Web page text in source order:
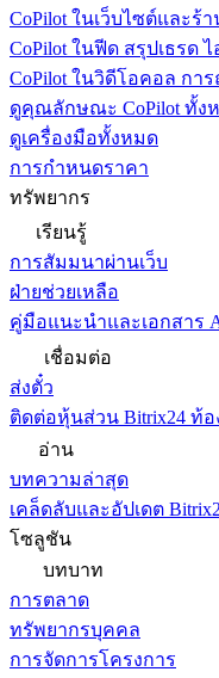
CoPilot ในเว็บไซต์และร้
CoPilot ในฟีด สรุปเธรด
CoPilot ในวิดีโอคอล กา
ดูคุณลักษณะ CoPilot ทั้ง
ดูเครื่องมือทั้งหมด
การกำหนดราคา
ทรัพยากร
เรียนรู้
การสัมมนาผ่านเว็บ
ฝ่ายช่วยเหลือ
คู่มือแนะนำและเอกสาร
เชื่อมต่อ
ส่งตั๋ว
ติดต่อหุ้นส่วน Bitrix24 ท้
อ่าน
บทความล่าสุด
เคล็ดลับและอัปเดต
โซลูชัน
บทบาท
การตลาด
ทรัพยากรบุคคล
การจัดการโครงการ